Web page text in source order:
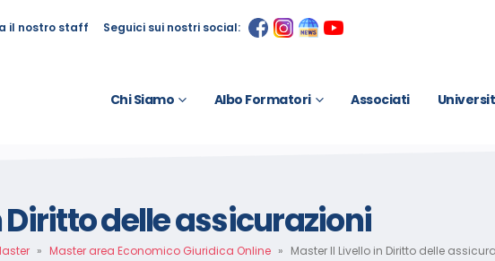
il nostro staff Seguici sui nostri social:
Chi Siamo Albo Formatori Associati
Diritto delle assicurazioni
» Master area Economico Giuridica Online » Master II Livello in Diritto delle